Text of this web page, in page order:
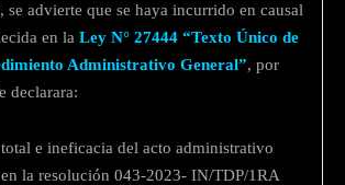
se advierte que se haya incurrido en causal
en la Ley N° 27444 “Texto Único de
Administrativo General”, por
declarara:
e ineficacia del acto administrativo
la resolución 043-2023- IN/TDP/1RA